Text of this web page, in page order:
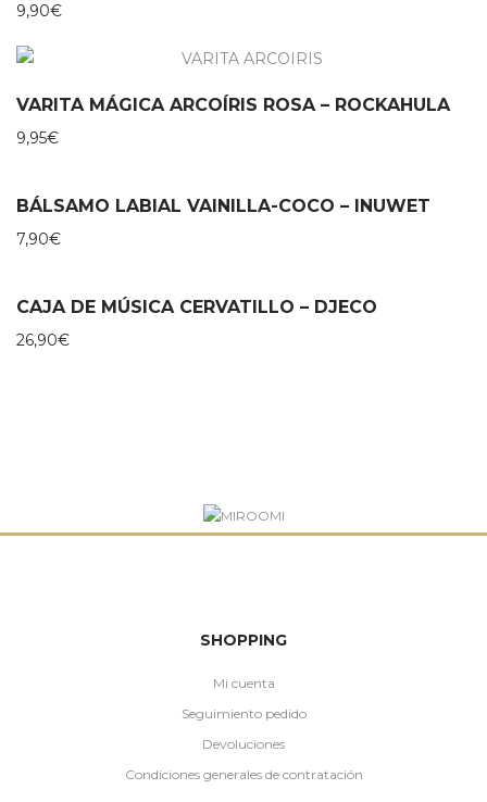
9,90€
VARITA MÁGICA ARCOÍRIS ROSA – ROCKAHULA
9,95€
BÁLSAMO LABIAL VAINILLA-COCO – INUWET
7,90€
CAJA DE MÚSICA CERVATILLO – DJECO
26,90€
SHOPPING
Mi cuenta
Seguimiento pedido
Devoluciones
Condiciones generales de contratación